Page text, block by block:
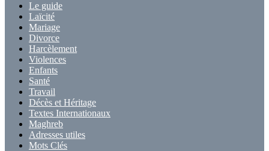
Le guide
Laïcité
Mariage
Divorce
Harcèlement
Violences
Enfants
Santé
Travail
Décès et Héritage
Textes Internationaux
Maghreb
Adresses utiles
Mots Clés